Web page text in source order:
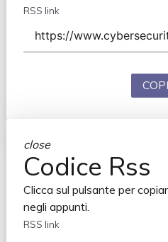
RSS link
close
Codice Rss
Clicca sul pulsante per
negli appunti.
RSS link